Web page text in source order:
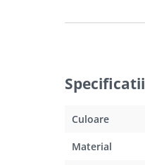
Specificatii
Culoare
Material